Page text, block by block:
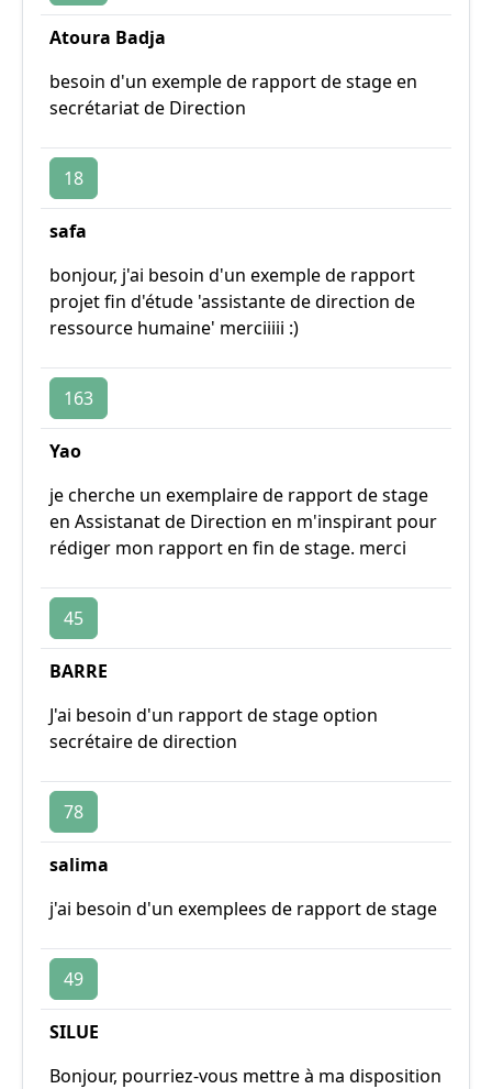
Atoura Badja
besoin d'un exemple de rapport de stage en
secrétariat de Direction
18
safa
bonjour, j'ai besoin d'un exemple de rapport
projet fin d'étude 'assistante de direction de
ressource humaine' merciiiii :)
163
Yao
je cherche un exemplaire de rapport de stage
en Assistanat de Direction en m'inspirant pour
rédiger mon rapport en fin de stage. merci
45
BARRE
J'ai besoin d'un rapport de stage option
secrétaire de direction
78
salima
j'ai besoin d'un exemplees de rapport de stage
49
SILUE
Bonjour, pourriez-vous mettre à ma disposition